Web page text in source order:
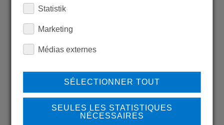
Back to overview
LEARN MORE ABOUT
OUR REFERENCES
Statistik
Marketing
Médias externes
SÉLECTIONNER TOUT
SEULES LES STATISTIQUES
NÉCESSAIRES